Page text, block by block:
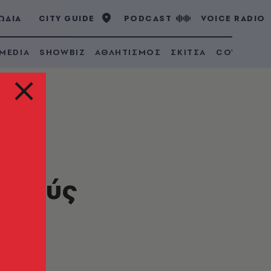
CITY GUIDE PODCAST VOICE RADIO
SHOWBIZ ΑΘΛΗΤΙΣΜΟΣ ΣΚΙΤΣΑ COVID 19